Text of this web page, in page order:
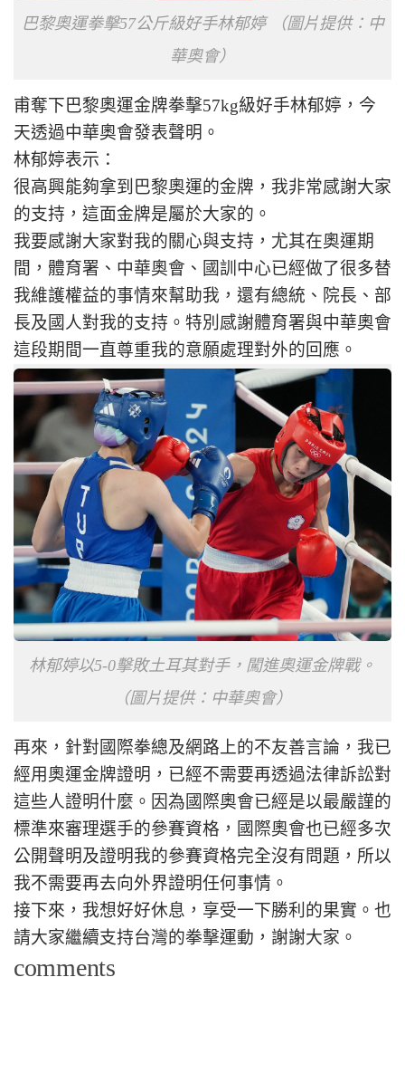
巴黎奧運拳擊57公斤級好手林郁婷 （圖片提供：中
華奧會）
甫奪下巴黎奧運金牌拳擊57kg級好手林郁婷，今
天透過中華奧會發表聲明。
林郁婷表示：
很高興能夠拿到巴黎奧運的金牌，我非常感謝大家
的支持，這面金牌是屬於大家的。
我要感謝大家對我的關心與支持，尤其在奧運期
間，體育署、中華奧會、國訓中心已經做了很多替
我維護權益的事情來幫助我，還有總統、院長、部
長及國人對我的支持。特別感謝體育署與中華奧會
這段期間一直尊重我的意願處理對外的回應。
林郁婷以5-0擊敗土耳其對手，闖進奧運金牌戰。
（圖片提供：中華奧會）
再來，針對國際拳總及網路上的不友善言論，我已
經用奧運金牌證明，已經不需要再透過法律訴訟對
這些人證明什麼。因為國際奧會已經是以最嚴𧫴的
標準來審理選手的參賽資格，國際奧會也已經多次
公開聲明及證明我的參賽資格完全沒有問題，所以
我不需要再去向外界證明任何事情。
接下來，我想好好休息，享受一下勝利的果實。也
請大家繼續支持台灣的拳擊運動，謝謝大家。
comments